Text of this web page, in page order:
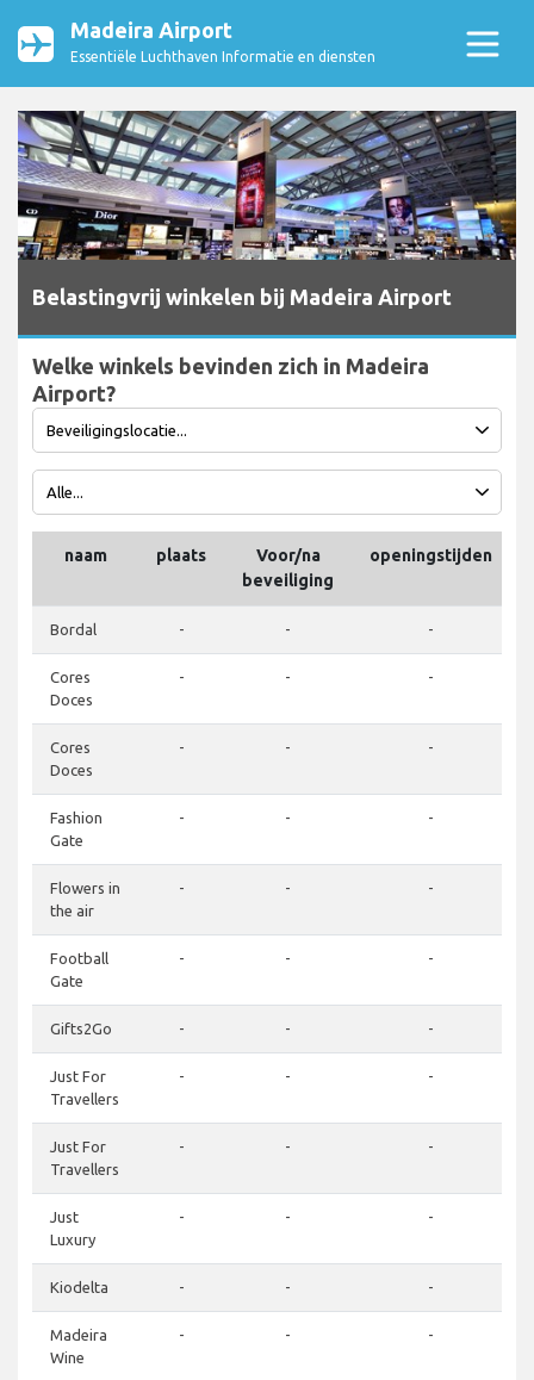
Madeira Airport
Essentiële Luchthaven Informatie en diensten
Belastingvrij winkelen bij Madeira Airport
Welke winkels bevinden zich in Madeira
Airport?
naam plaats
Voor/na
beveiliging
openingstijden
Bordal - - -
Cores
Doces
- - -
Cores
Doces
- - -
Fashion
Gate
- - -
Flowers in
the air
- - -
Football
Gate
- - -
Gifts2Go - - -
Just For
Travellers
- - -
Just For
Travellers
- - -
Just
Luxury
- - -
Kiodelta - - -
Madeira
Wine
- - -